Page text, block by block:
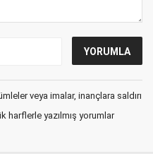
veya imalar, inançlara saldırı
harflerle yazılmış yorumlar